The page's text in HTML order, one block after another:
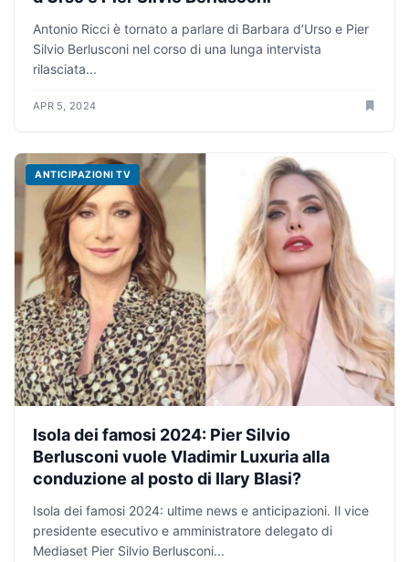
Antonio Ricci è tornato a parlare di Barbara d’Urso e Pier
Silvio Berlusconi nel corso di una lunga intervista
rilasciata...
APR 5, 2024
ANTICIPAZIONI TV
Isola dei famosi 2024: Pier Silvio
Berlusconi vuole Vladimir Luxuria alla
conduzione al posto di Ilary Blasi?
Isola dei famosi 2024: ultime news e anticipazioni. Il vice
presidente esecutivo e amministratore delegato di
Mediaset Pier Silvio Berlusconi...